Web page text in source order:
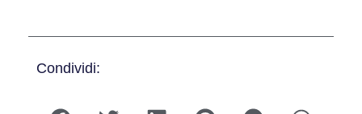
Condividi: